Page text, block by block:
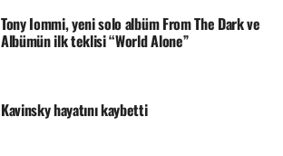
Tony Iommi, yeni solo albüm From The Dark ve
Albümün ilk teklisi “World Alone”
Kavinsky hayatını kaybetti